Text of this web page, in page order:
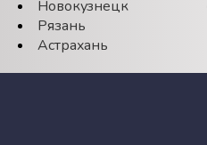
Новокузнецк
Рязань
Астрахань